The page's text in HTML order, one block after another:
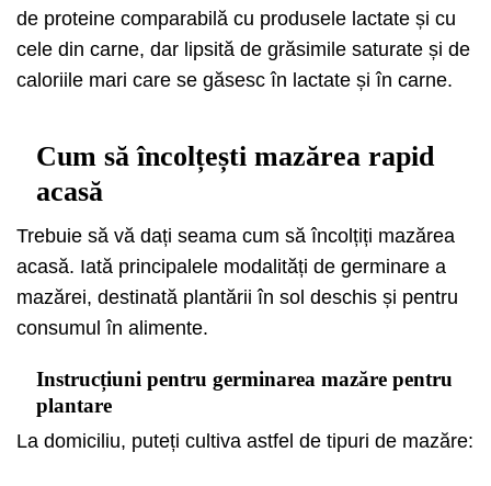
de proteine comparabilă cu produsele lactate și cu
cele din carne, dar lipsită de grăsimile saturate și de
caloriile mari care se găsesc în lactate și în carne.
Cum să încolțești mazărea rapid
acasă
Trebuie să vă dați seama cum să încolțiți mazărea
acasă. Iată principalele modalități de germinare a
mazărei, destinată plantării în sol deschis și pentru
consumul în alimente.
Instrucțiuni pentru germinarea mazăre pentru
plantare
La domiciliu, puteți cultiva astfel de tipuri de mazăre: